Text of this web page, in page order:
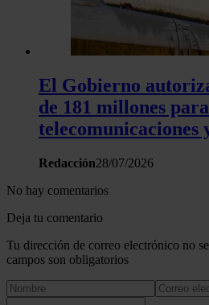
El Gobierno
de 181 millones para
telecomunicaciones
Redacción28/07/2026
No hay comentarios
Deja tu comentario
Tu dirección de correo electrónico no
campos son obligatorios